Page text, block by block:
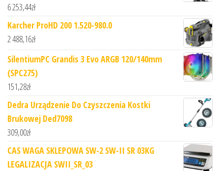
6 253,44zł
Karcher ProHD 200 1.520-980.0
2 488,16zł
SilentiumPC Grandis 3 Evo ARGB 120/140mm
(SPC275)
151,28zł
Dedra Urządzenie Do Czyszczenia Kostki
Brukowej Ded7098
309,00zł
CAS WAGA SKLEPOWA SW-2 SW-II SR 03KG
LEGALIZACJA SWII_SR_03